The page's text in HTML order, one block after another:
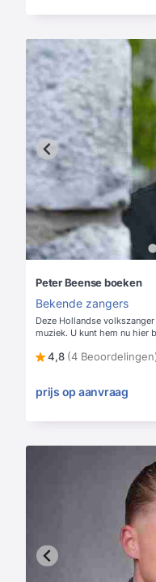
Peter Beense boeken
Bekende zangers
Deze Hollandse
muziek. U kunt hem nu hier
4,8 (4
prijs op aanvraag